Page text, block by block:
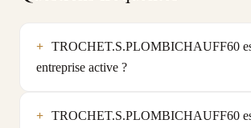
TROCHET.S.PLOMBICHAUFF60
entreprise active ?
TROCHET.S.PLOMBICHAUFF60